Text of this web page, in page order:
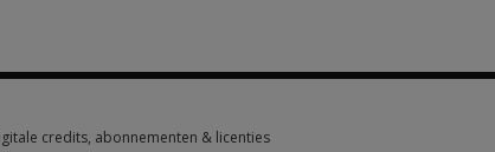
credits, abonnementen & licenties